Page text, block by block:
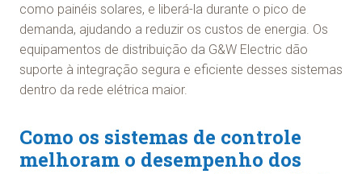
como painéis solares, e liberá-la durante o pico de
demanda, ajudando a reduzir os custos de energia. Os
equipamentos de distribuição da G&W Electric dão
suporte à integração segura e eficiente desses sistemas
dentro da rede elétrica maior.
Como os sistemas de controle
melhoram o desempenho dos